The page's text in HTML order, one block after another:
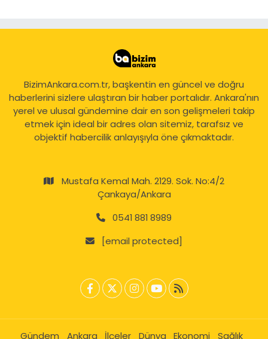
BizimAnkara.com.tr, başkentin en güncel ve doğru
haberlerini sizlere ulaştıran bir haber portalıdır. Ankara'nın
yerel ve ulusal gündemine dair en son gelişmeleri takip
etmek için ideal bir adres olan sitemiz, tarafsız ve
objektif habercilik anlayışıyla öne çıkmaktadır.
Mustafa Kemal Mah. 2129. Sok. No:4/2
Çankaya/Ankara
0541 881 8989
[email protected]
Gündem Ankara İlçeler Dünya Ekonomi Sağlık